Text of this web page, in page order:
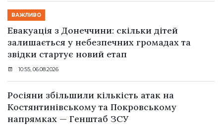
ВАЖЛИВО
Евакуація з Донеччини: скільки дітей
залишається у небезпечних громадах та
звідки стартує новий етап
10:55, 06.08.2026
Росіяни збільшили кількість атак на
Костянтинівському та Покровському
напрямках — Генштаб ЗСУ